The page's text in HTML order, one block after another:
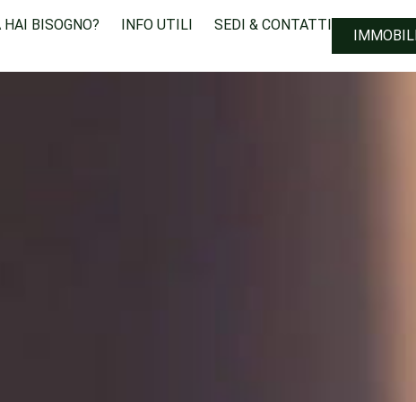
HAI BISOGNO? INFO UTILI SEDI & CONTATTI